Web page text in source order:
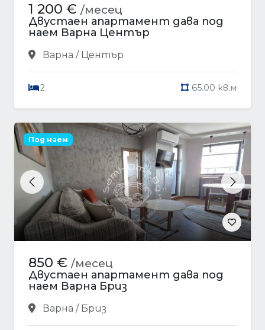
1 200 € /месец
Двустаен апартамент дава под
наем Варна Център
Варна / Център
2 65.00 кв.м
Previous Next
Под наем
850 € /месец
Двустаен апартамент дава под
наем Варна Бриз
Варна / Бриз